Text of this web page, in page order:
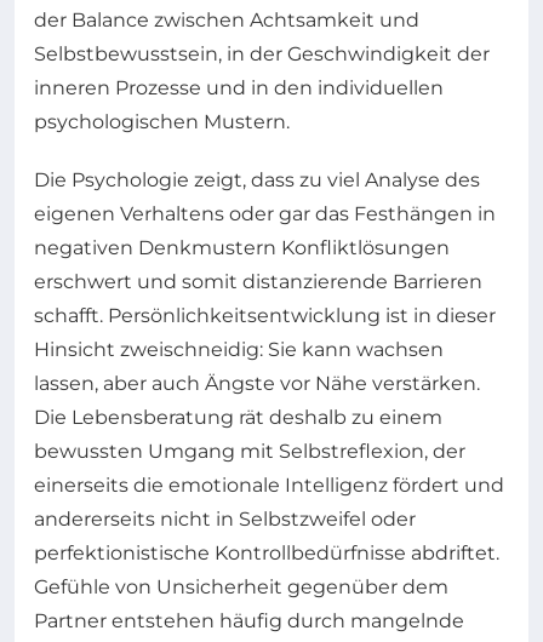
der Balance zwischen Achtsamkeit und
Selbstbewusstsein, in der Geschwindigkeit der
inneren Prozesse und in den individuellen
psychologischen Mustern.
Die Psychologie zeigt, dass zu viel Analyse des
eigenen Verhaltens oder gar das Festhängen in
negativen Denkmustern Konfliktlösungen
erschwert und somit distanzierende Barrieren
schafft. Persönlichkeitsentwicklung ist in dieser
Hinsicht zweischneidig: Sie kann wachsen
lassen, aber auch Ängste vor Nähe verstärken.
Die Lebensberatung rät deshalb zu einem
bewussten Umgang mit Selbstreflexion, der
einerseits die emotionale Intelligenz fördert und
andererseits nicht in Selbstzweifel oder
perfektionistische Kontrollbedürfnisse abdriftet.
Gefühle von Unsicherheit gegenüber dem
Partner entstehen häufig durch mangelnde